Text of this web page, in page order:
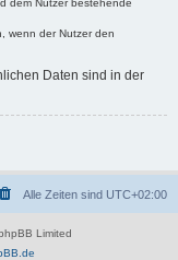
dem Nutzer bestehende
wenn der Nutzer den
Daten sind in der
Alle Zeiten sind UTC+02:00
Limited